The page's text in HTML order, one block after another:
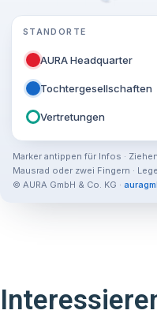
STANDORTE
AURA Headquarter
Tochtergesellschaften
Vertretungen
Marker antippen für Infos ·
Mausrad oder zwei Fingern ·
© AURA GmbH & Co. KG ·